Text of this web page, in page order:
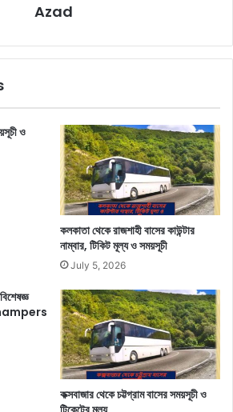
Azad
ও
কলকাতা থেকে রাজশাহী বাসের কাউন্টার
নাম্বার, টিকিট মূল্য ও সময়সূচী
July 5, 2026
কক্সবাজার থেকে চট্টগ্রাম বাসের সময়সূচী ও